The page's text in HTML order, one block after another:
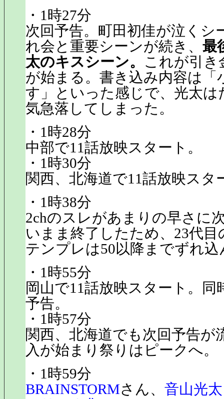
・1時27分
次回予告。町田初佳が泣くシ
れ会と重要シーンが続き、 最
太のキスシーン。
これが引き
が始まる。書き込み内容は「
す」といった感じで、光太は
気急落してしまった。
・1時28分
中部で11話放映スタート。
・1時30分
関西、北海道で11話放映スタ
・1時38分
2chのスレがあまりの早さに
いまま終了したため、23代
テンプレは50以降までずれ込
・1時55分
岡山で11話放映スタート。同
予告。
・1時57分
関西、北海道でも次回予告が
入が始まり祭りはピークへ。
・1時59分
BRAINSTORMさん、 音山光